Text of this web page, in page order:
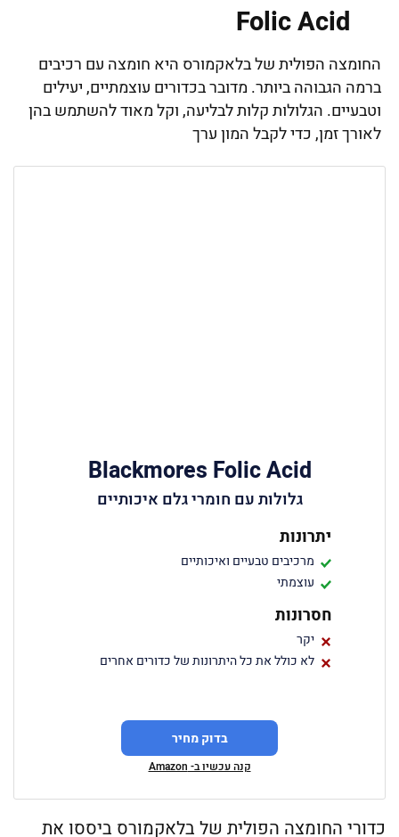
Folic Acid
החומצה הפולית של בלאקמורס היא חומצה עם רכיבים
ברמה הגבוהה ביותר. מדובר בכדורים עוצמתיים, יעילים
וטבעיים. הגלולות קלות לבליעה, וקל מאוד להשתמש בהן
לאורך זמן, כדי לקבל המון ערך
Blackmores Folic Acid
גלולות עם חומרי גלם איכותיים
יתרונות
מרכיבים טבעיים ואיכותיים
עוצמתי
חסרונות
יקר
לא כולל את כל היתרונות של כדורים אחרים
בדוק מחיר
קנה עכשיו ב- Amazon
כדורי החומצה הפולית של בלאקמורס ביססו את